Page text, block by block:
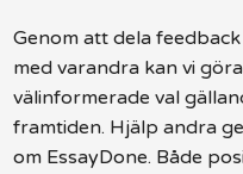
Genom att dela
med varandra kan vi
välinformerade val
framtiden. Hjälp andra
om EssayDone. Både